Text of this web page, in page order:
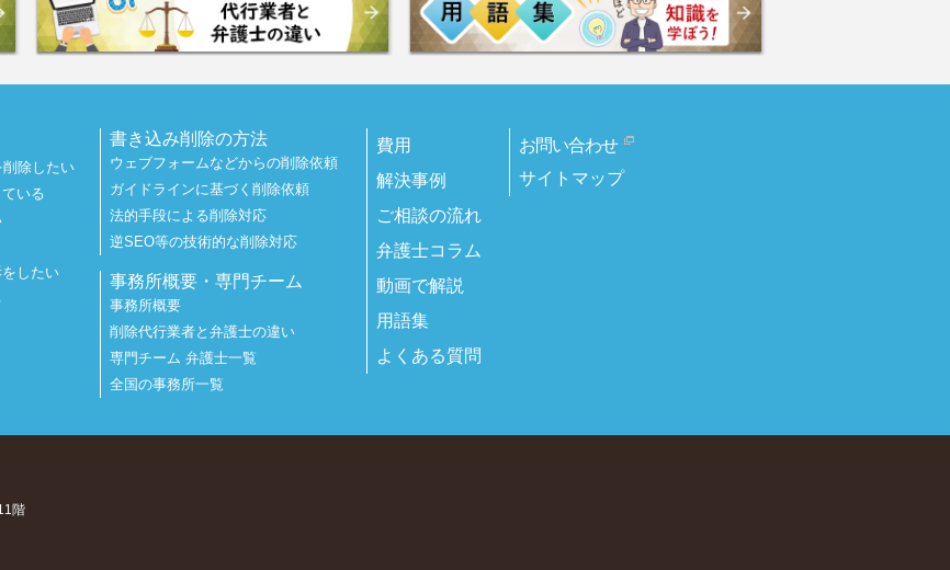
除したい
いる
したい
書き込み削除の方法
ウェブフォームなどからの削除依頼
ガイドラインに基づく削除依頼
法的手段による削除対応
逆SEO等の技術的な削除対応
事務所概要・専門チーム
事務所概要
削除代行業者と弁護士の違い
専門チーム 弁護士一覧
全国の事務所一覧
費用
解決事例
ご相談の流れ
弁護士コラム
動画で解説
用語集
よくある質問
お問い合わせ
サイトマップ
階